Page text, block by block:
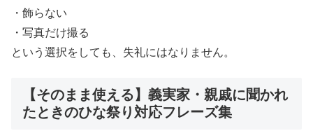
・飾らない
・写真だけ撮る
という選択をしても、失礼にはなりません。
【そのまま使える】義実家・親戚に聞かれ
たときのひな祭り対応フレーズ集